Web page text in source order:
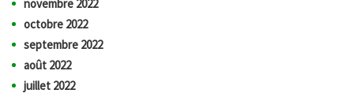
novembre 2022
octobre 2022
septembre 2022
août 2022
juillet 2022